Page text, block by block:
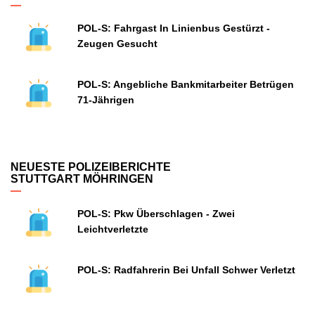
POL-S: Fahrgast In Linienbus Gestürzt -
Zeugen Gesucht
POL-S: Angebliche Bankmitarbeiter Betrügen
71-Jährigen
NEUESTE POLIZEIBERICHTE
STUTTGART MÖHRINGEN
POL-S: Pkw Überschlagen - Zwei
Leichtverletzte
POL-S: Radfahrerin Bei Unfall Schwer Verletzt